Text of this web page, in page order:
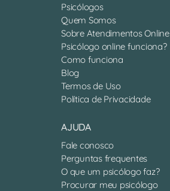
Psicólogos
Quem Somos
Sobre Atendimentos Online
Psicólogo online funciona?
Como funciona
Blog
Termos de Uso
Política de Privacidade
AJUDA
Fale conosco
Perguntas frequentes
O que um psicólogo faz?
Procurar meu psicólogo